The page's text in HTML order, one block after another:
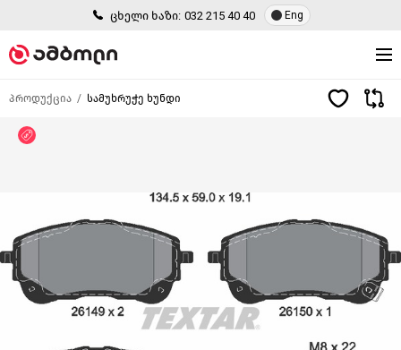
ცხელი ხაზი: 032 215 40 40 Eng
პროდუქცია სამუხრუჭე ხუნდი